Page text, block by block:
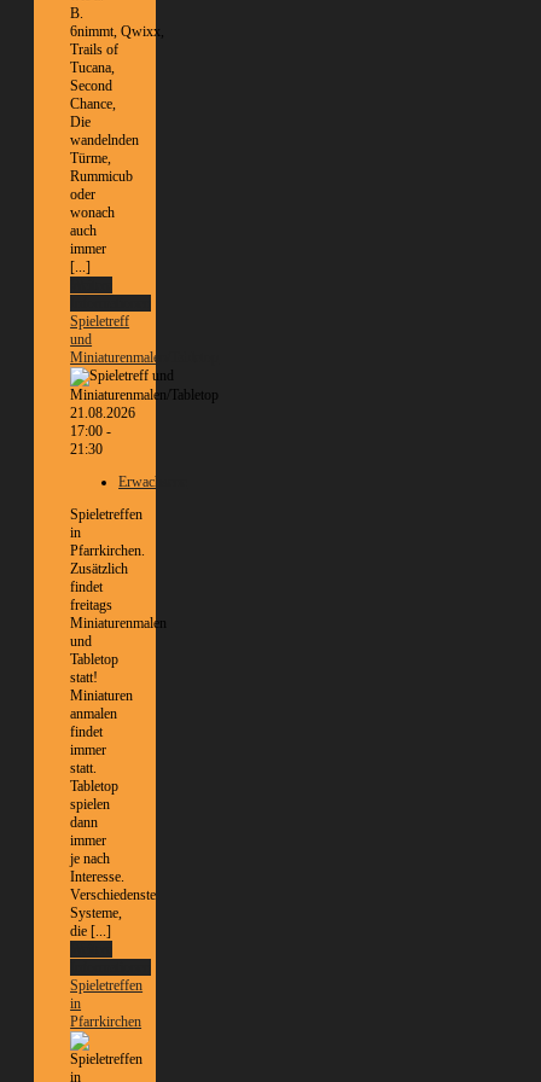
B.
6nimmt, Qwixx,
Trails of
Tucana,
Second
Chance,
Die
wandelnden
Türme,
Rummicub
oder
wonach
auch
immer
[...]
Spieletreff
und
Miniaturenmalen/Tabletop
21.08.2026
17:00 -
21:30
Erwachsene
Spieletreffen
in
Pfarrkirchen.
Zusätzlich
findet
freitags
Miniaturenmalen
und
Tabletop
statt!
Miniaturen
anmalen
findet
immer
statt.
Tabletop
spielen
dann
immer
je nach
Interesse.
Verschiedenste
Systeme,
die [...]
Spieletreffen
in
Pfarrkirchen